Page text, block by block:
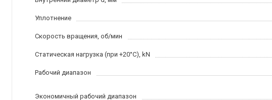
Уплотнение
Скорость вращения, об/мин
Статическая нагрузка (при +20°C), kN
Рабочий диапазон
Экономичный рабочий диапазон